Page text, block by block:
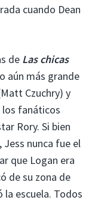
cuando Dean
de Las chicas
aún más grande
Czuchry) y
los fanáticos
Rory. Si bien
Jess nunca fue el
que Logan era
de su zona de
escuela. Todos